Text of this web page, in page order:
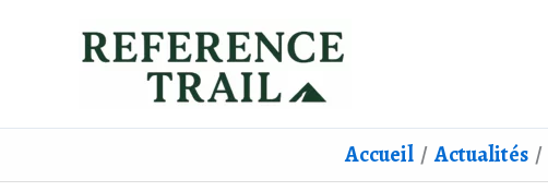
Accueil Actualités